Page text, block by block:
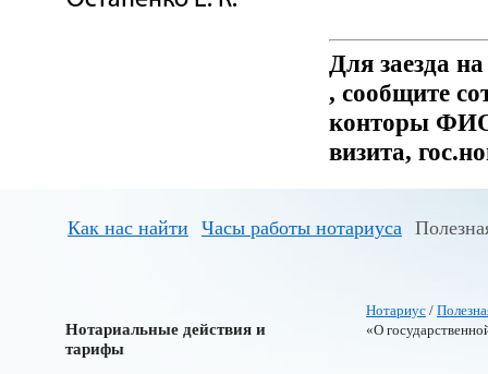
Для заезда
, сообщите
конторы ФИО
визита,
Как нас найти Часы работы нотариуса
Нотариальные действия и
тарифы
Нотариус /
«О